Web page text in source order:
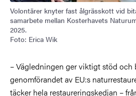
Volontärer knyter fast ålgrässkott vid
samarbete mellan Kosterhavets
2025.
Foto: Erica Wik
– Vägledningen ger viktigt stöd
genomförandet av EU:s
täcker hela restaureringskedjan –